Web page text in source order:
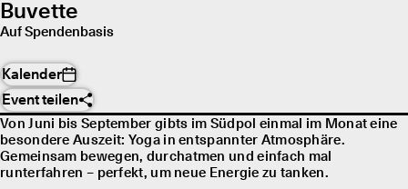
Buvette
Auf Spendenbasis
Kalender
Event teilen
Von Juni bis September gibts im Südpol einmal im Monat eine
besondere Auszeit: Yoga in entspannter Atmosphäre.
Gemeinsam bewegen, durchatmen und einfach mal
runterfahren – perfekt, um neue Energie zu tanken.